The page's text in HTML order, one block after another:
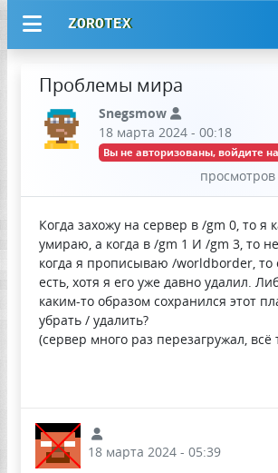
ZOROTEX
Проблемы мира
Snegsmow
18 марта 2024 - 00:18
Вы не авторизованы, войдите
Когда захожу на сервер в /gm 0, то я
умираю, а когда в /gm 1 И /gm 3, то
когда я прописываю /worldborder, то
есть, хотя я его уже давно удалил.
каким-то образом сохранился этот
убрать / удалить?
(сервер много раз перезагружал, всё
18 марта 2024 - 05:39